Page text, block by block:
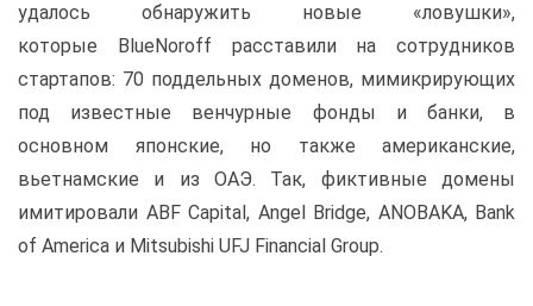
удалось обнаружить новые «ловушки»,
которые BlueNoroff расставили на сотрудников
стартапов: 70 поддельных доменов, мимикрирующих
под известные венчурные фонды и банки, в
основном японские, но также американские,
вьетнамские и из ОАЭ. Так, фиктивные домены
имитировали ABF Capital, Angel Bridge, ANOBAKA, Bank
of America и Mitsubishi UFJ Financial Group.